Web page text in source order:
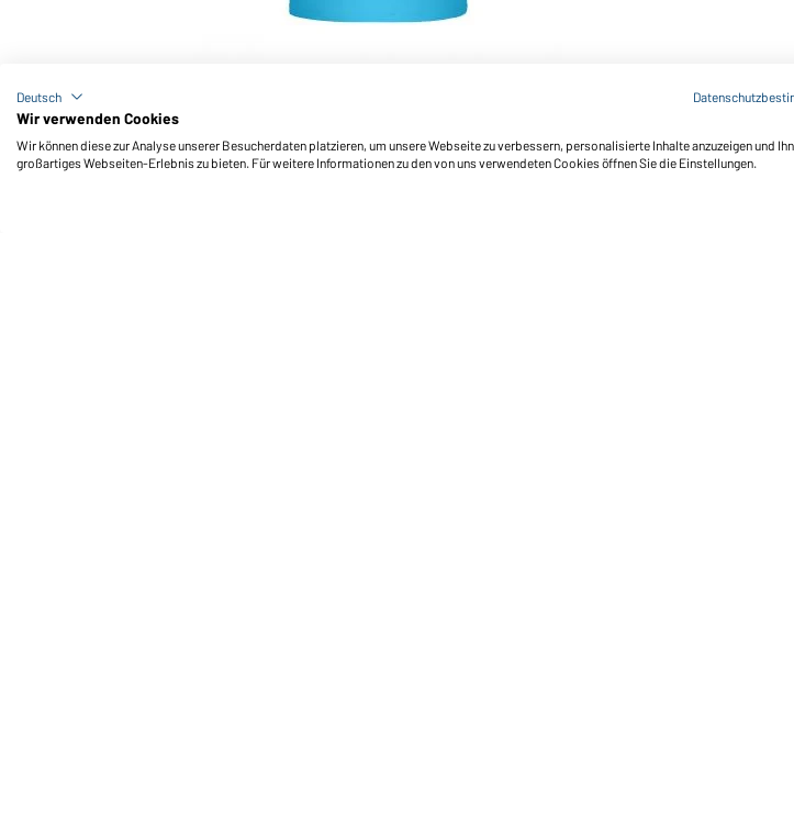
Promo-T Junior 150 (turquoise)
Deutsch
Wir verwenden Cookies
Wir können diese zur Analyse unserer Besucherdaten platzieren, um unsere Webseite zu verbessern, personalisierte Inhalte anzuzeigen und
großartiges Webseiten-Erlebnis zu bieten. Für weitere Informationen zu den von uns verwendeten Cookies öffnen Sie die Einstellungen.